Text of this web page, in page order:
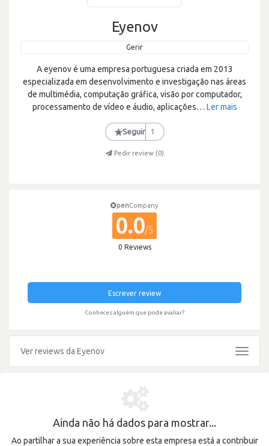
Eyenov
Gerir
A eyenov é uma empresa portuguesa criada em 2013
especializada em desenvolvimento e investigação nas áreas
de multimédia, computação gráfica, visão por computador,
processamento de vídeo e áudio, aplicações… Ler mais
★Seguir 1
Pedir review (0)
penCompany
0.0/5
0 Reviews
Escrever review
Conheces alguém que pode avaliar?
Ver reviews da Eyenov
Toggle
Ainda não há dados para mostrar...
Ao partilhar a sua experiência sobre esta empresa está a contribuir